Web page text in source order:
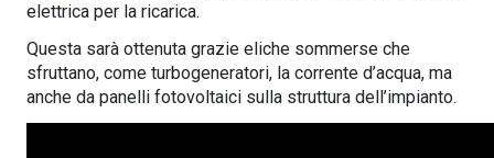
elettrica per la ricarica.
Questa sarà ottenuta grazie eliche sommerse che
sfruttano, come turbogeneratori, la corrente d’acqua, ma
anche da panelli fotovoltaici sulla struttura dell’impianto.